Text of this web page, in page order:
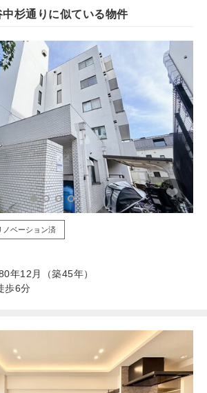
杉通りに似ている物件
ノベーション済
年12月（築45年）
歩6分